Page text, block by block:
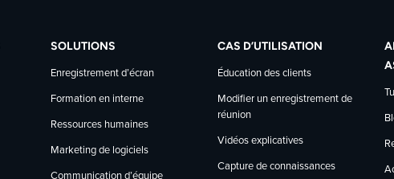
SOLUTIONS
Enregistrement d’écran
Formation en interne
Ressources humaines
Marketing de logiciels
Communication d’équipe
CAS D’UTILISATION
Éducation des clients
Modifier un enregistrement de
réunion
Vidéos explicatives
Capture de connaissances